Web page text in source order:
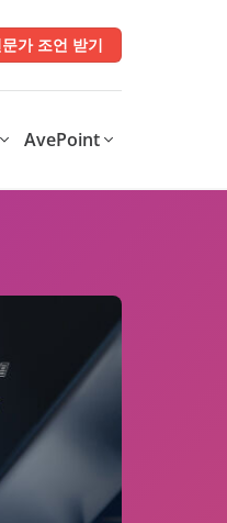
가 조언 받기
, 다양한 기술
춤형 솔루션을 제
솔루션을 최적
비용을 절감하
성을 향상시키고
이트를 제공합
탐색
Microsoft
AvePoint